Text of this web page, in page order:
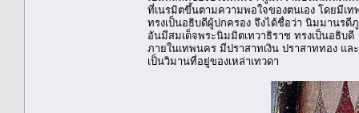
ที่เนรมิตขึ้นตามความพอใจของตนเอง โดยมีเ
ทรงเป็นอธิบดีผู้ปกครอง จึงได้ชื่อว่า นิมมานร
อันมีสมเด็จพระนิมมิตเทวาธิราช ทรงเป็นอธิบดี
ภายในเทพนคร มีปราสาทเงิน ปราสาททอง แ
เป็นวิมานที่อยู่ของเหล่าเทวดา